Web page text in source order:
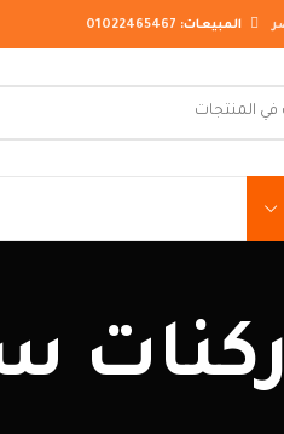
المبيعات: 01022465467
غرف نوم مودرن
غرف نوم نيو كلاسيك
ركنات